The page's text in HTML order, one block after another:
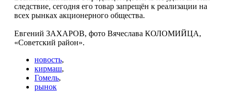
следствие, сегодня его товар запрещён к реализации на
всех рынках акционерного общества.
Евгений ЗАХАРОВ, фото Вячеслава КОЛОМИЙЦА,
«Советский район».
новость,
кирмаш,
Гомель,
рынок